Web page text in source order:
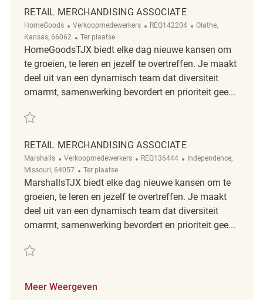
RETAIL MERCHANDISING ASSOCIATE
HomeGoods Categorie
Verkoopmedewerkers ReqId
REQ142204 Plaats
Olathe,
Kansas, 66062
Afgelegen
Ter plaatse
HomeGoodsTJX biedt elke dag nieuwe kansen om
te groeien, te leren en jezelf te overtreffen. Je maakt
deel uit van een dynamisch team dat diversiteit
omarmt, samenwerking bevordert en prioriteit gee...
Redden Retail Merchandising Associate REQ142204
RETAIL MERCHANDISING ASSOCIATE
Marshalls Categorie
Verkoopmedewerkers ReqId
REQ136444 Plaats
Independence,
Missouri, 64057
Afgelegen
Ter plaatse
MarshallsTJX biedt elke dag nieuwe kansen om te
groeien, te leren en jezelf te overtreffen. Je maakt
deel uit van een dynamisch team dat diversiteit
omarmt, samenwerking bevordert en prioriteit gee...
Redden Retail Merchandising Associate REQ136444
Meer Weergeven